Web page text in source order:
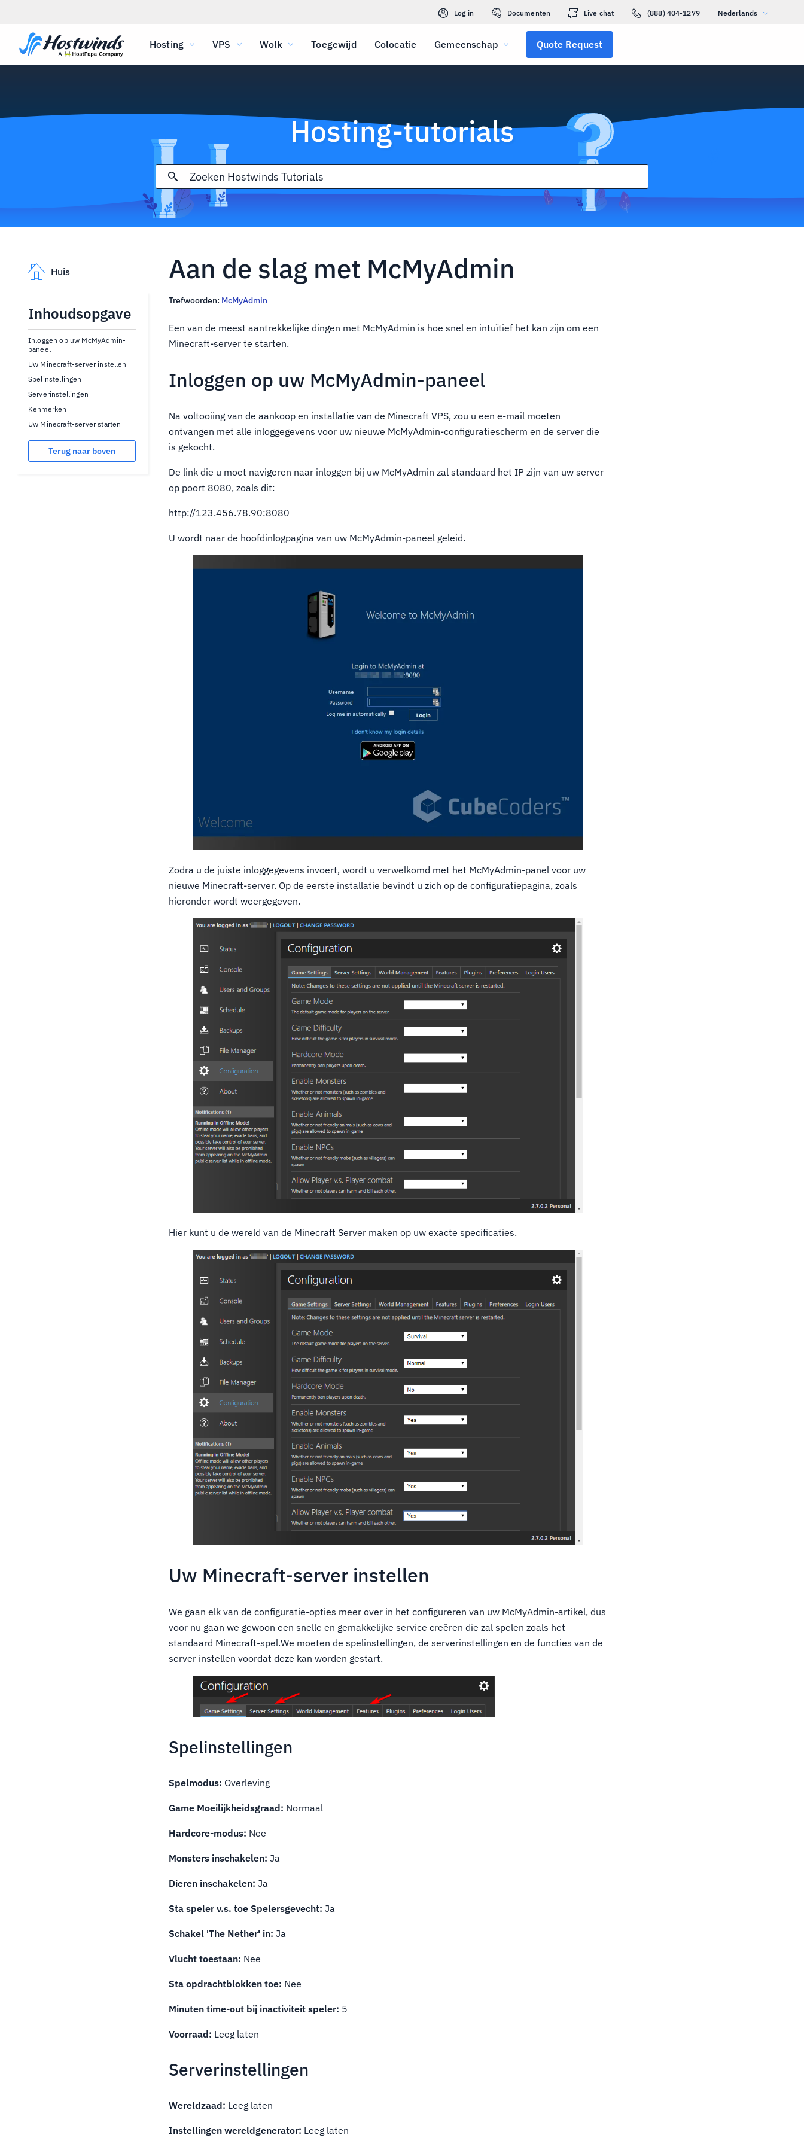
Log in Documenten Live chat (888) 404-1279 Nederlands
Hosting VPS Wolk Toegewijd Colocatie Gemeenschap Quote Request
Hosting-tutorials
Huis
Inhoudsopgave
Inloggen op uw McMyAdmin-
paneel
Uw Minecraft-server instellen
Spelinstellingen
Serverinstellingen
Kenmerken
Uw Minecraft-server starten
Terug naar boven
Aan de slag met McMyAdmin
Trefwoorden: McMyAdmin
Een van de meest aantrekkelijke dingen met McMyAdmin is hoe snel en intuïtief het kan zijn om een
Minecraft-server te starten.
Inloggen op uw McMyAdmin-paneel
Na voltooiing van de aankoop en installatie van de Minecraft VPS, zou u een e-mail moeten
ontvangen met alle inloggegevens voor uw nieuwe McMyAdmin-configuratiescherm en de server die
is gekocht.
De link die u moet navigeren naar inloggen bij uw McMyAdmin zal standaard het IP zijn van uw server
op poort 8080, zoals dit:
http://123.456.78.90:8080
U wordt naar de hoofdinlogpagina van uw McMyAdmin-paneel geleid.
Zodra u de juiste inloggegevens invoert, wordt u verwelkomd met het McMyAdmin-panel voor uw
nieuwe Minecraft-server. Op de eerste installatie bevindt u zich op de configuratiepagina, zoals
hieronder wordt weergegeven.
Hier kunt u de wereld van de Minecraft Server maken op uw exacte specificaties.
Uw Minecraft-server instellen
We gaan elk van de configuratie-opties meer over in het configureren van uw McMyAdmin-artikel, dus
voor nu gaan we gewoon een snelle en gemakkelijke service creëren die zal spelen zoals het
standaard Minecraft-spel.We moeten de spelinstellingen, de serverinstellingen en de functies van de
server instellen voordat deze kan worden gestart.
Spelinstellingen
Spelmodus: Overleving
Game Moeilijkheidsgraad: Normaal
Hardcore-modus: Nee
Monsters inschakelen: Ja
Dieren inschakelen: Ja
Sta speler v.s. toe Spelersgevecht: Ja
Schakel 'The Nether' in: Ja
Vlucht toestaan: Nee
Sta opdrachtblokken toe: Nee
Minuten time-out bij inactiviteit speler: 5
Voorraad: Leeg laten
Serverinstellingen
Wereldzaad: Leeg laten
Instellingen wereldgenerator: Leeg laten